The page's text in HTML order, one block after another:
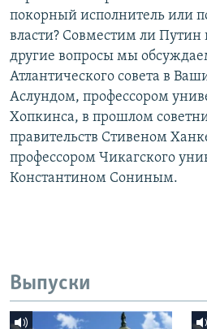
покорный исполнитель или
власти? Совместим ли
другие вопросы мы
Атлантического совета в
Аслундом, профессором
Хопкинса, в прошлом
правительств Стивеном
профессором Чикагского
Константином Сониным.
Выпуски